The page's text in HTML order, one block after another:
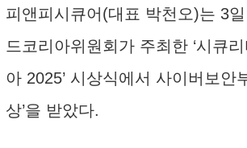
피앤피시큐어(대표 박천오)는 3
드코리아위원회가 주최한 ‘시큐
아 2025’ 시상식에서 사이버보안
상’을 받았다.